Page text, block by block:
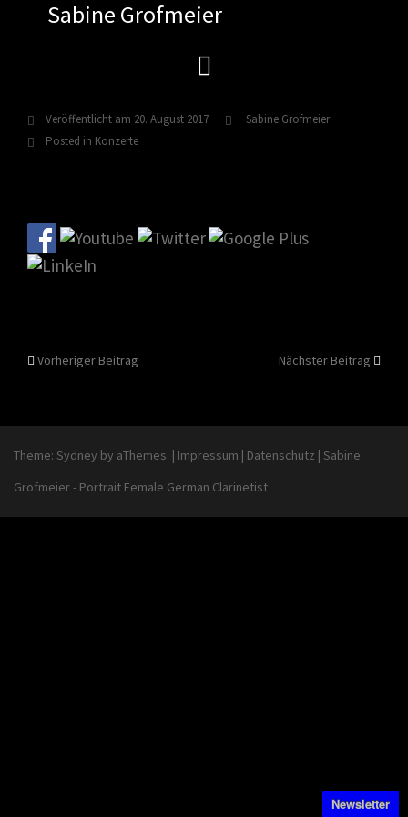
Sabine Grofmeier
Veröffentlicht am 20. August 2017
Sabine Grofmeier
Posted in Konzerte
Beitragsnavigation
Vorheriger Beitrag Nächster Beitrag
Theme: Sydney by aThemes. | Impressum | Datenschutz | Sabine
Grofmeier - Portrait Female German Clarinetist
Newsletter